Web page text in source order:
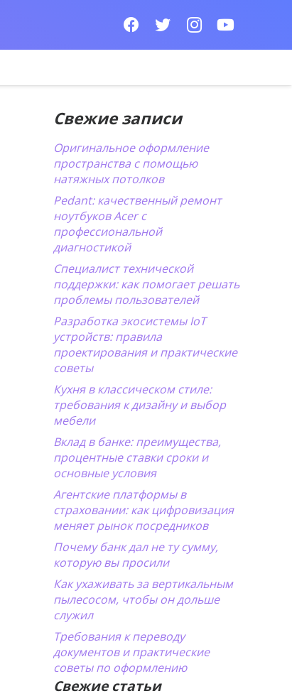
Свежие записи
Оригинальное оформление
пространства с помощью
натяжных потолков
Pedant: качественный ремонт
ноутбуков Acer с
профессиональной
диагностикой
Специалист технической
поддержки: как помогает решать
проблемы пользователей
Разработка экосистемы IoT
устройств: правила
проектирования и практические
советы
Кухня в классическом стиле:
требования к дизайну и выбор
мебели
Вклад в банке: преимущества,
процентные ставки сроки и
основные условия
Агентские платформы в
страховании: как цифровизация
меняет рынок посредников
Почему банк дал не ту сумму,
которую вы просили
Как ухаживать за вертикальным
пылесосом, чтобы он дольше
служил
Требования к переводу
документов и практические
советы по оформлению
Свежие статьи